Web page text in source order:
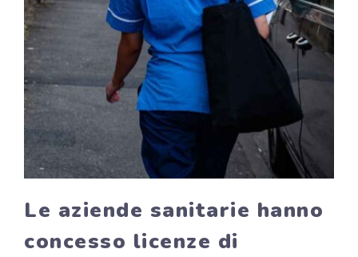
Le aziende sanitarie hanno
concesso licenze di